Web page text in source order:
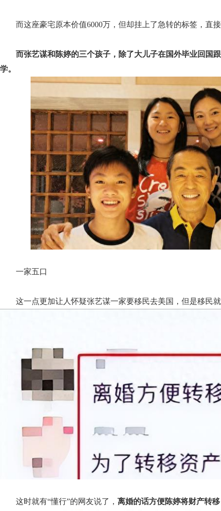
而这座豪宅原本价值6000万，但却挂上了急转的标签，直
而张艺谋和陈婷的三个孩子，除了大儿子在国外毕业回国
学。
一家五口
这一点更加让人怀疑张艺谋一家要移民去美国，但是移民
这时就有“懂行”的网友说了， 离婚的话方便陈婷将财产转